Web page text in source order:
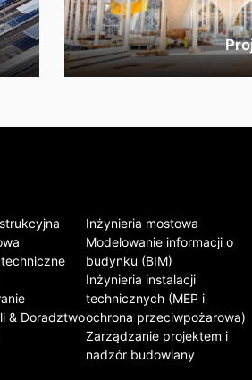
& Doradztwo
Inżynieria mostowa
Modelowanie informacji o
budynku (BIM)
Inżynieria instalacji
technicznych (MEP i
ochrona przeciwpożarowa)
Zarządzanie projektem i
nadzór budowlany